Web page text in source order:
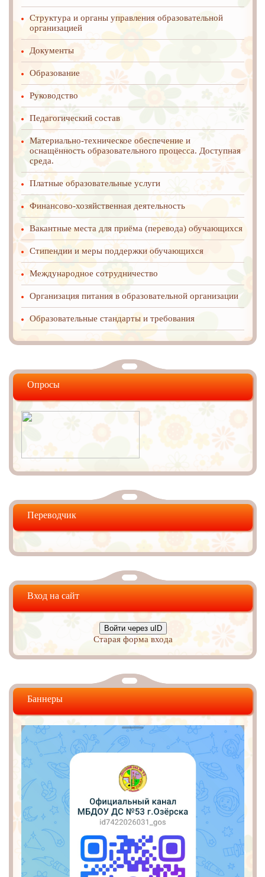
Структура и органы управления образовательной
организацией
Документы
Образование
Руководство
Педагогический состав
Материально-техническое обеспечение и
оснащённость образовательного процесса. Доступная
среда.
Платные образовательные услуги
Финансово-хозяйственная деятельность
Вакантные места для приёма (перевода) обучающихся
Стипендии и меры поддержки обучающихся
Международное cотрудничество
Организация питания в образовательной организации
Образовательные стандарты и требования
Опросы
Переводчик
Вход на сайт
Войти через uID
Старая форма входа
Баннеры